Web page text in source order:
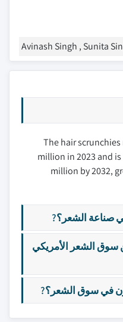
Avinash Singh , Sunita
The hair scrunchies
million in 2023 and
million by 2032,
صناعة الشعر؟?
الشعر الأمريكي
في سوق الشعر؟?